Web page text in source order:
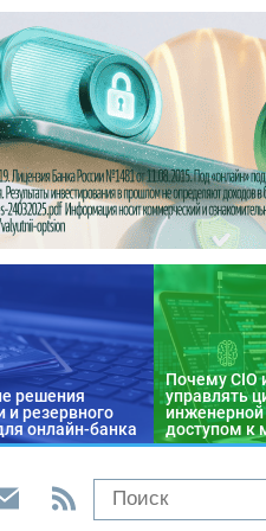
решения
и резервного
онлайн-банка
Почему CIO
управлять
доступом к